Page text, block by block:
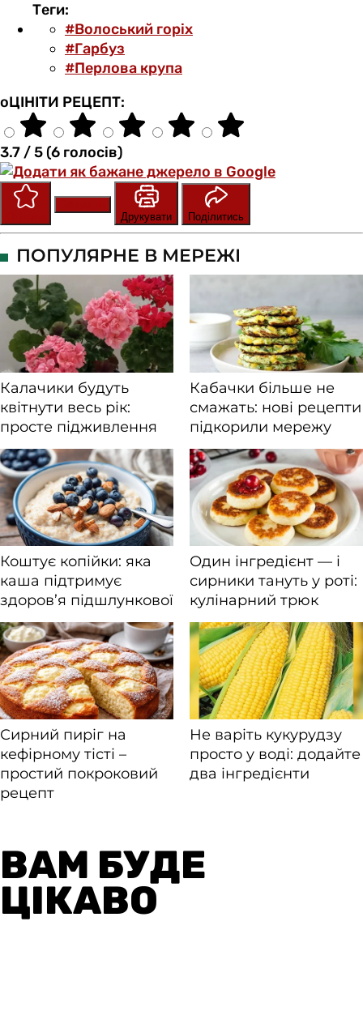
Теги:
#Волоський горіх
#Гарбуз
#Перлова крупа
оЦІНІТИ РЕЦЕПТ:
3.7 / 5 (6 голосів)
Друкувати
Поділитись
ВАМ БУДЕ
ЦІКАВО